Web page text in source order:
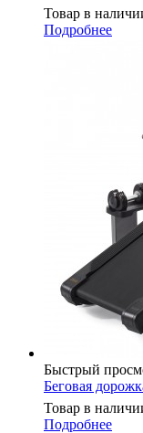
Товар в
Подробнее
Быстрый
Беговая
Товар в
Подробнее